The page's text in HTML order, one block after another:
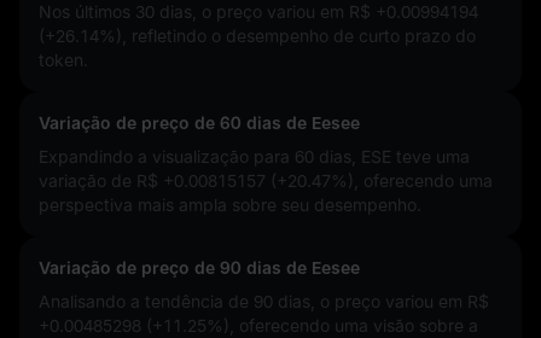
Nos últimos 30 dias, o preço variou em R$ +0.00994194
(+26.14%)
, refletindo o desempenho de curto prazo do
token.
Variação de preço de 60 dias de Eesee
Expandindo a visualização para 60 dias, ESE teve uma
variação de R$ +0.00815157 (+20.47%)
, oferecendo uma
perspectiva mais ampla sobre seu desempenho.
Variação de preço de 90 dias de Eesee
Analisando a tendência de 90 dias, o preço variou em R$
+0.00485298 (+11.25%)
, oferecendo uma visão sobre a